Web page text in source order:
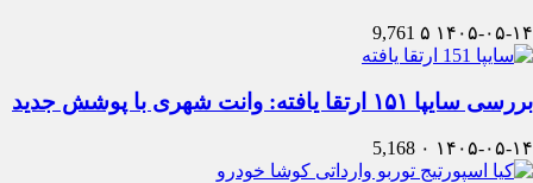
۱۴۰۵-۰۵-۱۴ ۵ 9,761
بررسی سایپا ۱۵۱ ارتقا یافته: وانت شهری با پوشش جدید
۱۴۰۵-۰۵-۱۴ ۰ 5,168